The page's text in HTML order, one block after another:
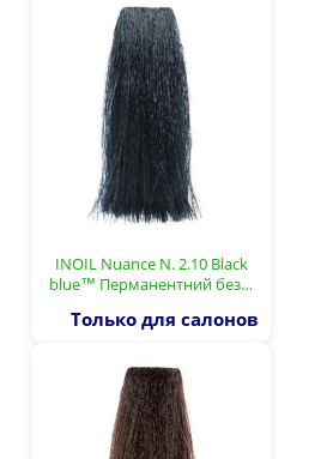
INOIL Nuance N. 2.10 Black
blue™ Перманентний без…
Только для салонов